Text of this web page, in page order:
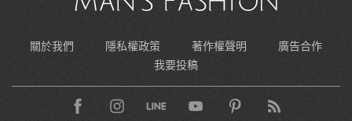
關於我們 隱私權政策 著作權聲明
廣告合作
我要投稿